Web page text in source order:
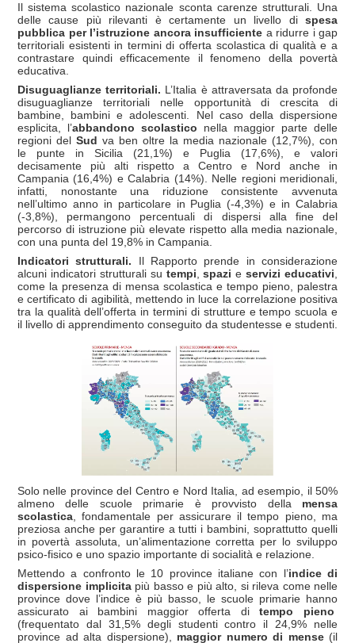
Il sistema scolastico nazionale sconta carenze strutturali. Una
delle cause più rilevanti è certamente un livello di spesa
pubblica per l’istruzione ancora insufficiente a ridurre i gap
territoriali esistenti in termini di offerta scolastica di qualità e a
contrastare quindi efficacemente il fenomeno della povertà
educativa.
Disuguaglianze territoriali. L’Italia è attraversata da profonde
disuguaglianze territoriali nelle opportunità di crescita di
bambine, bambini e adolescenti. Nel caso della dispersione
esplicita, l’abbandono scolastico nella maggior parte delle
regioni del Sud va ben oltre la media nazionale (12,7%), con
le punte in Sicilia (21,1%) e Puglia (17,6%), e valori
decisamente più alti rispetto a Centro e Nord anche in
Campania (16,4%) e Calabria (14%). Nelle regioni meridionali,
infatti, nonostante una riduzione consistente avvenuta
nell’ultimo anno in particolare in Puglia (-4,3%) e in Calabria
(-3,8%), permangono percentuali di dispersi alla fine del
percorso di istruzione più elevate rispetto alla media nazionale,
con una punta del 19,8% in Campania.
Indicatori strutturali. Il Rapporto prende in considerazione
alcuni indicatori strutturali su tempi ,spazi eservizi educativi
come la presenza di mensa scolastica e tempo pieno, palestra
e certificato di agibilità, mettendo in luce la correlazione positiva
tra la qualità dell’offerta in termini di strutture e tempo scuola e
il livello di apprendimento conseguito da studentesse e studenti.
Solo nelle province del Centro e Nord Italia, ad esempio, il 50%
almeno delle scuole primarie è provvisto della mensa
scolastica, fondamentale per assicurare il tempo pieno, ma
preziosa anche per garantire a tutti i bambini, soprattutto quelli
in povertà assoluta, un’alimentazione corretta per lo sviluppo
psico-fisico e uno spazio importante di socialità e relazione.
Mettendo a confronto le 10 province italiane con l’indice di
dispersione implicita più basso e più alto, si rileva come nelle
province dove l’indice è più basso, le scuole primarie hanno
assicurato ai bambini maggior offerta ditempo pieno
(frequentato dal 31,5% degli studenti contro il 24,9% nelle
province ad alta dispersione), maggior numero di mense (il